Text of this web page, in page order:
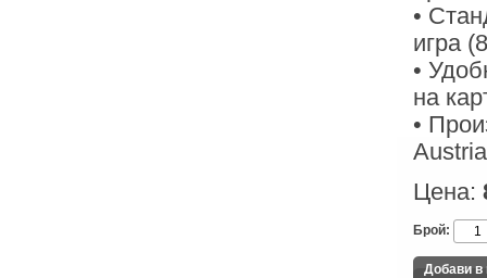
•
игра
•
на
•
Austria
Цена:
Брой: